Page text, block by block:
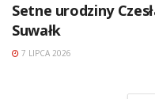
Setne urodziny
Suwałk
7 LIPCA 2026